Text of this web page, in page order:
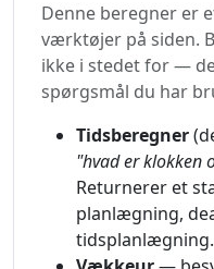
Denne beregner er
værktøjer på siden.
ikke i stedet for —
spørgsmål du har
Tidsberegner
"hvad er klokken
Returnerer et
planlægning,
tidsplanlægning.